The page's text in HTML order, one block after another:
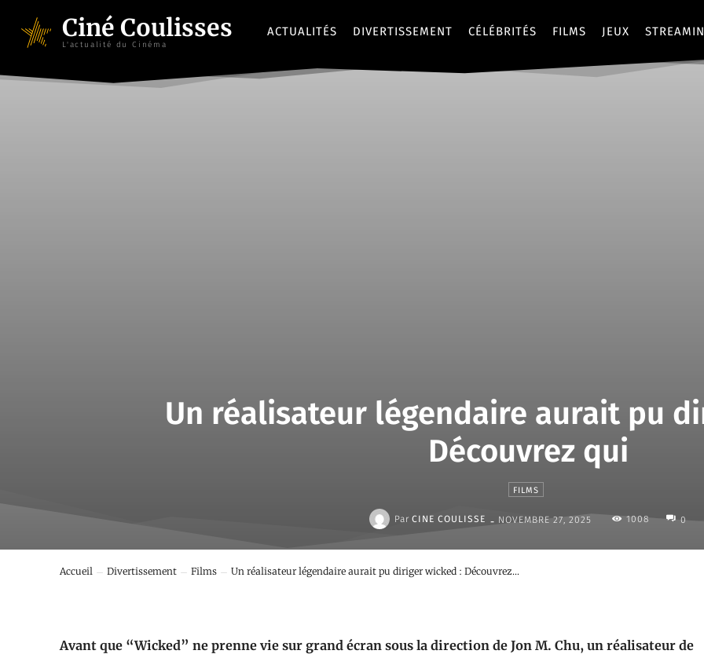
Ciné Coulisses
L'actualité du Cinéma
ACTUALITÉS DIVERTISSEMENT CÉLÉBRITÉS FILMS JEUX
Un réalisateur légendaire aurait pu
Découvrez qui
FILMS
Par CINE COULISSE - NOVEMBRE 27, 2025 1008 0
Accueil Divertissement Films
Un réalisateur légendaire aurait pu diriger wicked : Découvrez...
Avant que “Wicked” ne prenne vie sur grand écran sous la direction de Jon M. Chu, un réalisateur de